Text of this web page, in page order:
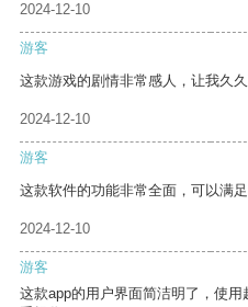
2024-12-10
游客
这款游戏的剧情非常感人，让我久久
2024-12-10
游客
这款软件的功能非常全面，可以满足
2024-12-10
游客
这款app的用户界面简洁明了，使